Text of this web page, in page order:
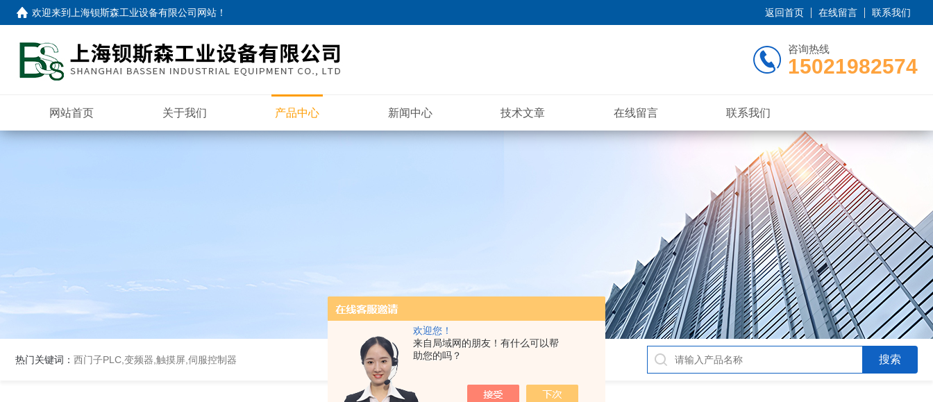
欢迎您！
来自局域网的朋友！有什么可以帮
助您的吗？
欢迎来到 上海钡斯森工业设备有限公司网站 ！ 返回首页 在线留言 联系我们
咨询热线
15021982574
网站首页 关于我们 产品中心 新闻中心 技术文章 在线留言 联系我们
热门关键词： 西门子PLC,变频器,触摸屏,伺服控制器